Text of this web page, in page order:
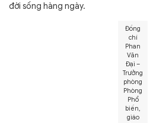
đời sống hàng ngày.
Đồng
chí
Phan
Văn
Đại –
Trưởng
phòng
Phòng
Phổ
biến,
giáo